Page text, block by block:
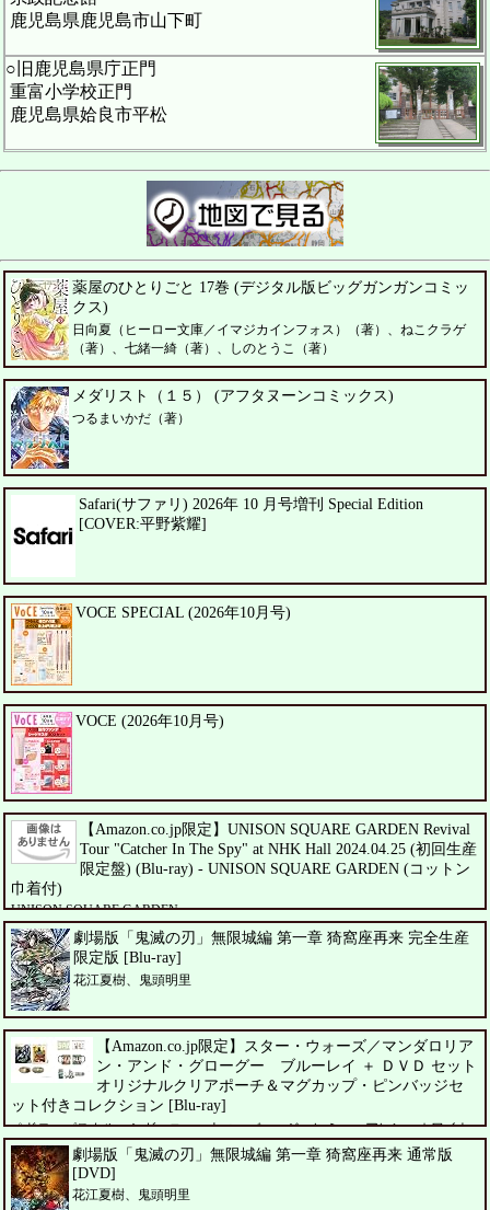
鹿児島県鹿児島市山下町
○旧鹿児島県庁正門
重富小学校正門
鹿児島県姶良市平松
薬屋のひとりごと 17巻 (デジタル版ビッグガンガンコミッ
クス)
日向夏（ヒーロー文庫／イマジカインフォス）（著）、ねこクラゲ
（著）、七緒一綺（著）、しのとうこ（著）
メダリスト（１５） (アフタヌーンコミックス)
つるまいかだ（著）
Safari(サファリ) 2026年 10 月号増刊 Special Edition
[COVER:平野紫耀]
VOCE SPECIAL (2026年10月号)
VOCE (2026年10月号)
【Amazon.co.jp限定】UNISON SQUARE GARDEN Revival
Tour "Catcher In The Spy" at NHK Hall 2024.04.25 (初回生産
限定盤) (Blu-ray) - UNISON SQUARE GARDEN (コットン
巾着付)
UNISON SQUARE GARDEN
劇場版「鬼滅の刃」無限城編 第一章 猗窩座再来 完全生産
限定版 [Blu-ray]
花江夏樹、鬼頭明里
【Amazon.co.jp限定】スター・ウォーズ／マンダロリア
ン・アンド・グローグー ブルーレイ ＋ ＤＶＤ セット
オリジナルクリアポーチ＆マグカップ・ピンバッジセ
ット付きコレクション [Blu-ray]
ペドロ・パスカル、シガーニー・ウィーバー、ジェレミー・アレン・ホワイト
劇場版「鬼滅の刃」無限城編 第一章 猗窩座再来 通常版
[DVD]
花江夏樹、鬼頭明里